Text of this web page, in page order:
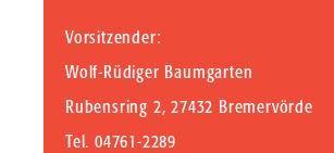
Vorsitzender:
Wolf-Rüdiger Baumgarten
Rubensring 2, 27432 Bremervörde
Tel. 04761-2289